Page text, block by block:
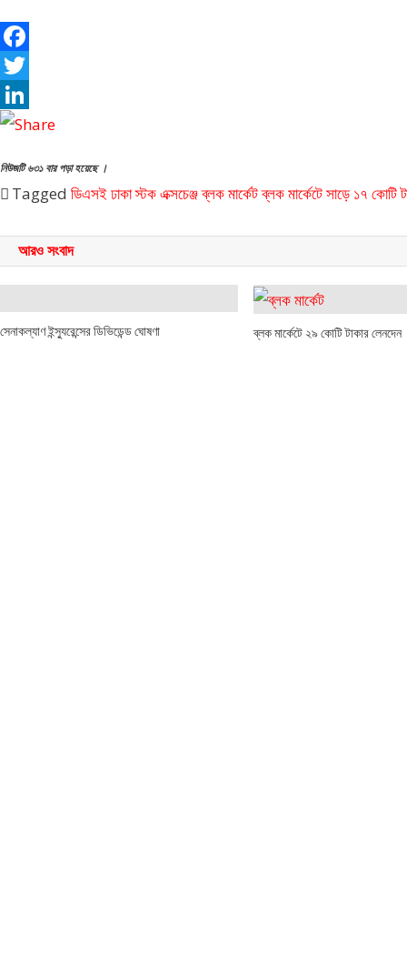
Facebook
Twitter
LinkedIn
নিউজটি ৬৩১ বার পড়া হয়েছে ।
Tagged ডিএসইঢাকা স্টক এক্সচেঞ্জব্লক মার্কেটব্লক মার্কেটে সাড়ে ১৭ কোটি
আরও সংবাদ
সেনাকল্যাণ ইন্স্যুরেন্সের ডিভিডেন্ড ঘোষণা ব্লক মার্কেটে ২৯ কোটি টাকার লেনদেন